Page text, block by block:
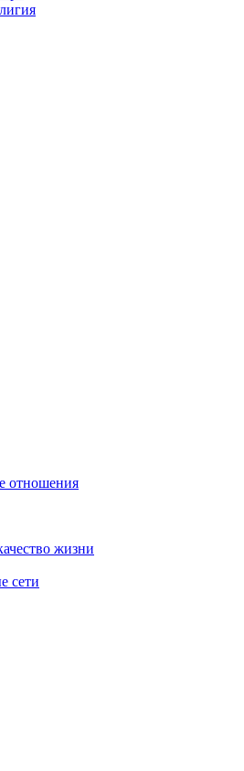
отношения
жизни
сети